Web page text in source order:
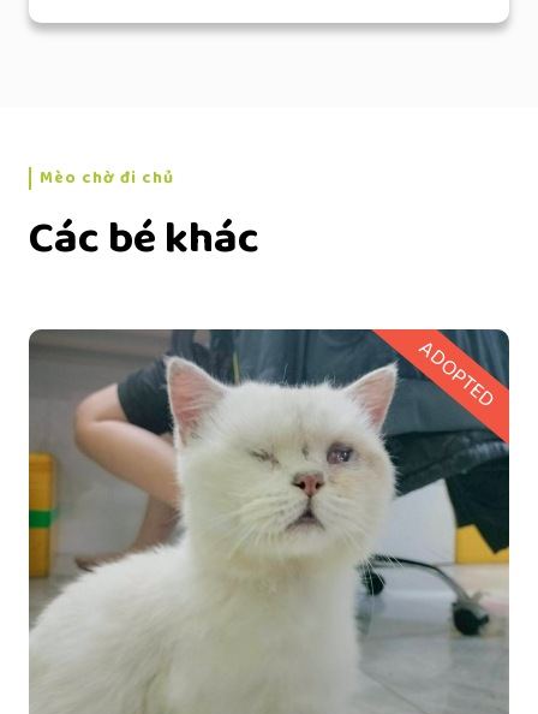
Mèo chờ đi chủ
Các bé khác
ADOPTED